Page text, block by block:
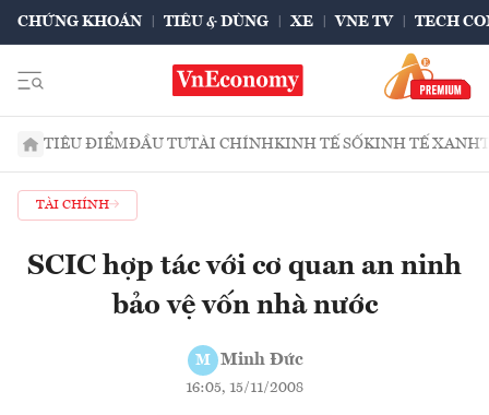
CHỨNG KHOÁN TIÊU & DÙNG XE VNE TV TECH
TIÊU ĐIỂMĐẦU TƯTÀI CHÍNHKINH TẾ SỐKINH TẾ XANH
TÀI CHÍNH
SCIC hợp tác với cơ quan an ninh
bảo vệ vốn nhà nước
M Minh Đức
16:05, 15/11/2008